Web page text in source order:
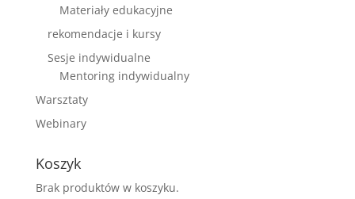
Materiały edukacyjne
rekomendacje i kursy
Sesje indywidualne
Mentoring indywidualny
Warsztaty
Webinary
Koszyk
Brak produktów w koszyku.